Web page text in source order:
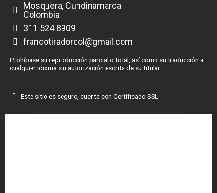
Mosquera, Cundinamarca
Colombia
311 524 8909
francotiradorcol@gmail.com
Prohíbase su reproducción parcial o total, así como su traducción a
cualquier idioma sin autorización escrita de su titular.
Este sitio es seguro, cuenta con Certificado SSL